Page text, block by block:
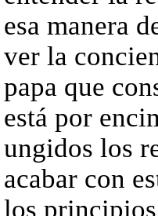
esa manera
ver la
papa que
está por
ungidos los
acabar con
los